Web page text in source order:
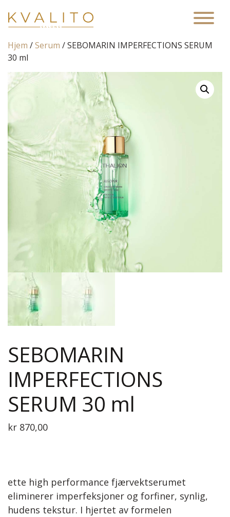
Main Navigation
Hjem /Serum / SEBOMARIN IMPERFECTIONS SERUM
30 ml
SEBOMARIN
IMPERFECTIONS
SERUM 30 ml
kr 870,00
ette high performance fjærvektserumet
eliminerer imperfeksjoner og forfiner, synlig,
hudens tekstur. I hjertet av formelen